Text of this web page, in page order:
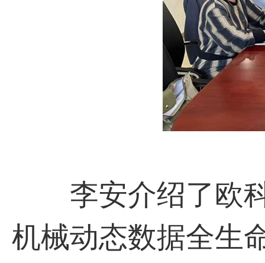
李安介绍了欧科
机械动态数据全生